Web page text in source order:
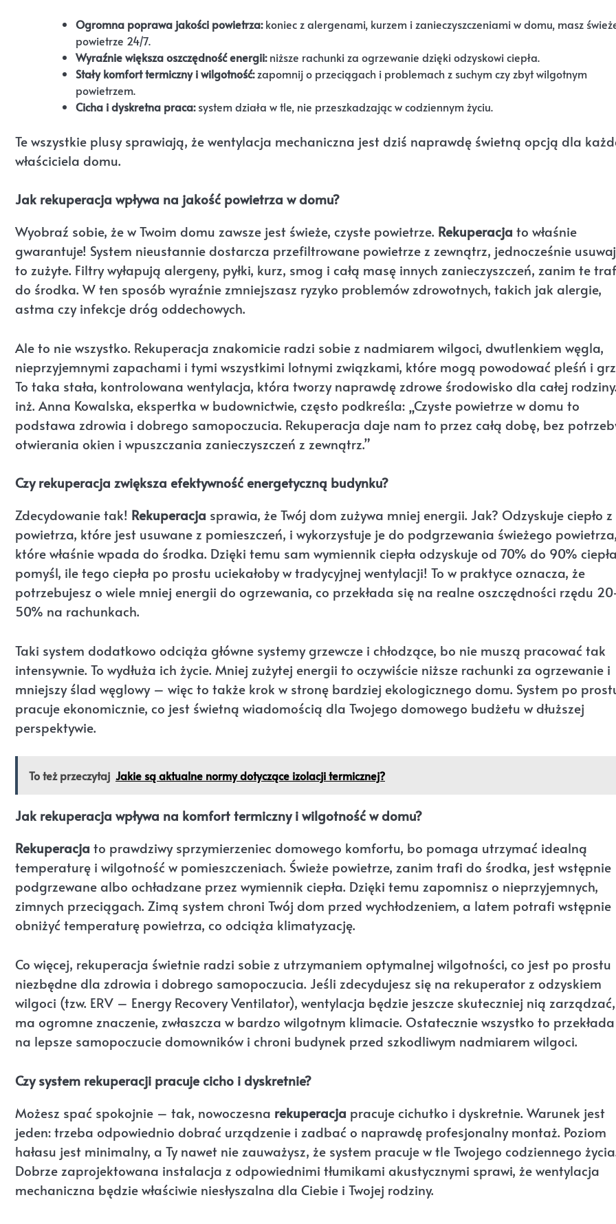
Ogromna poprawa jakości powietrza:koniec z alergenami, kurzem i zanieczyszczeniami w domu, masz
powietrze 24/7.
Wyraźnie większa oszczędność energii:niższe rachunki za ogrzewanie dzięki odzyskowi ciepła.
Stały komfort termiczny i wilgotność:zapomnij o przeciągach i problemach z suchym czy zbyt wilgotnym
powietrzem.
Cicha i dyskretna praca:system działa w tle, nie przeszkadzając w codziennym życiu.
Te wszystkie plusy sprawiają, że wentylacja mechaniczna jest dziś naprawdę świetną opcją dla
właściciela domu.
Jak rekuperacja wpływa na jakość powietrza w domu?
Wyobraź sobie, że w Twoim domu zawsze jest świeże, czyste powietrze. Rekuperacja to właśnie
gwarantuje! System nieustannie dostarcza przefiltrowane powietrze z zewnątrz, jednocześnie
to zużyte. Filtry wyłapują alergeny, pyłki, kurz, smog i całą masę innych zanieczyszczeń, zanim te
do środka. W ten sposób wyraźnie zmniejszasz ryzyko problemów zdrowotnych, takich jak alergie,
astma czy infekcje dróg oddechowych.
Ale to nie wszystko. Rekuperacja znakomicie radzi sobie z nadmiarem wilgoci, dwutlenkiem węgla,
nieprzyjemnymi zapachami i tymi wszystkimi lotnymi związkami, które mogą powodować pleśń i
To taka stała, kontrolowana wentylacja, która tworzy naprawdę zdrowe środowisko dla całej
inż. Anna Kowalska, ekspertka w budownictwie, często podkreśla: „Czyste powietrze w domu to
podstawa zdrowia i dobrego samopoczucia. Rekuperacja daje nam to przez całą dobę, bez
otwierania okien i wpuszczania zanieczyszczeń z zewnątrz.”
Czy rekuperacja zwiększa efektywność energetyczną budynku?
Zdecydowanie tak! Rekuperacja sprawia, że Twój dom zużywa mniej energii. Jak? Odzyskuje ciepło z
powietrza, które jest usuwane z pomieszczeń, i wykorzystuje je do podgrzewania świeżego powietrza,
które właśnie wpada do środka. Dzięki temu sam wymiennik ciepła odzyskuje od 70% do 90%
pomyśl, ile tego ciepła po prostu uciekałoby w tradycyjnej wentylacji! To w praktyce oznacza, że
potrzebujesz o wiele mniej energii do ogrzewania, co przekłada się na realne oszczędności rzędu
50% na rachunkach.
Taki system dodatkowo odciąża główne systemy grzewcze i chłodzące, bo nie muszą pracować tak
intensywnie. To wydłuża ich życie. Mniej zużytej energii to oczywiście niższe rachunki za ogrzewanie i
mniejszy ślad węglowy – więc to także krok w stronę bardziej ekologicznego domu. System po
pracuje ekonomicznie, co jest świetną wiadomością dla Twojego domowego budżetu w dłuższej
perspektywie.
To też przeczytaj Jakie są aktualne normy dotyczące izolacji termicznej?
Jak rekuperacja wpływa na komfort termiczny i wilgotność w domu?
Rekuperacja to prawdziwy sprzymierzeniec domowego komfortu, bo pomaga utrzymać idealną
temperaturę i wilgotność w pomieszczeniach. Świeże powietrze, zanim trafi do środka, jest wstępnie
podgrzewane albo ochładzane przez wymiennik ciepła. Dzięki temu zapomnisz o nieprzyjemnych,
zimnych przeciągach. Zimą system chroni Twój dom przed wychłodzeniem, a latem potrafi wstępnie
obniżyć temperaturę powietrza, co odciąża klimatyzację.
Co więcej, rekuperacja świetnie radzi sobie z utrzymaniem optymalnej wilgotności, co jest po prostu
niezbędne dla zdrowia i dobrego samopoczucia. Jeśli zdecydujesz się na rekuperator z odzyskiem
wilgoci (tzw. ERV – Energy Recovery Ventilator), wentylacja będzie jeszcze skuteczniej nią
ma ogromne znaczenie, zwłaszcza w bardzo wilgotnym klimacie. Ostatecznie wszystko to
na lepsze samopoczucie domowników i chroni budynek przed szkodliwym nadmiarem wilgoci.
Czy system rekuperacji pracuje cicho i dyskretnie?
Możesz spać spokojnie – tak, nowoczesna rekuperacja pracuje cichutko i dyskretnie. Warunek jest
jeden: trzeba odpowiednio dobrać urządzenie i zadbać o naprawdę profesjonalny montaż. Poziom
hałasu jest minimalny, a Ty nawet nie zauważysz, że system pracuje w tle Twojego codziennego
Dobrze zaprojektowana instalacja z odpowiednimi tłumikami akustycznymi sprawi, że wentylacja
mechaniczna będzie właściwie niesłyszalna dla Ciebie i Twojej rodziny.